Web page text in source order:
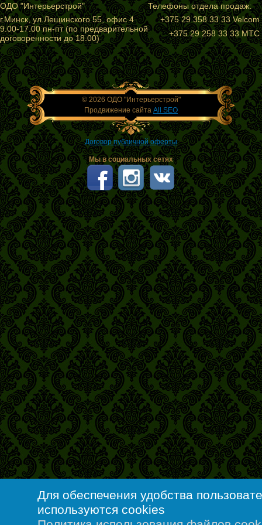
ОДО "Интерьерстрой"
Телефоны отдела продаж:
г.Минск, ул.Лещинского 55, офис 4
+375 29 358 33 33 Velcom
9.00-17.00 пн-пт (по предварительной
договоренности до 18.00)
+375 29 258 33 33 МТС
© 2026 ОДО "Интерьерстрой"
Продвижение сайта All SEO
Договор публичной оферты
Мы в социальных сетях
Для обеспечения удобства
используются cookies